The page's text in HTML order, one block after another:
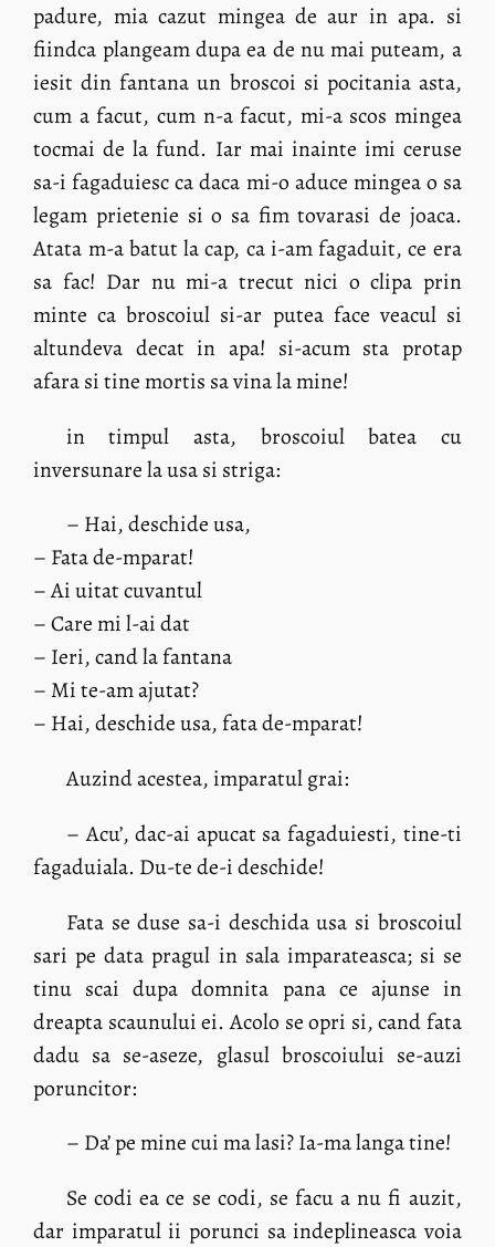
padure, mia cazut mingea de aur in apa. si
fiindca plangeam dupa ea de nu mai puteam, a
iesit din fantana un broscoi si pocitania asta,
cum a facut, cum n-a facut, mi-a scos mingea
tocmai de la fund. Iar mai inainte imi ceruse
sa-i fagaduiesc ca daca mi-o aduce mingea o sa
legam prietenie si o sa fim tovarasi de joaca.
Atata m-a batut la cap, ca i-am fagaduit, ce era
sa fac! Dar nu mi-a trecut nici o clipa prin
minte ca broscoiul si-ar putea face veacul si
altundeva decat in apa! si-acum sta protap
afara si tine mortis sa vina la mine!
in timpul asta, broscoiul batea cu
inversunare la usa si striga:
– Hai, deschide usa,
– Fata de-mparat!
– Ai uitat cuvantul
– Care mi l-ai dat
– Ieri, cand la fantana
– Mi te-am ajutat?
– Hai, deschide usa, fata de-mparat!
Auzind acestea, imparatul grai:
– Acu’, dac-ai apucat sa fagaduiesti, tine-ti
fagaduiala. Du-te de-i deschide!
Fata se duse sa-i deschida usa si broscoiul
sari pe data pragul in sala imparateasca; si se
tinu scai dupa domnita pana ce ajunse in
dreapta scaunului ei. Acolo se opri si, cand fata
dadu sa se-aseze, glasul broscoiului se-auzi
poruncitor:
– Da’ pe mine cui ma lasi? Ia-ma langa tine!
Se codi ea ce se codi, se facu a nu fi auzit,
dar imparatul ii porunci sa indeplineasca voia